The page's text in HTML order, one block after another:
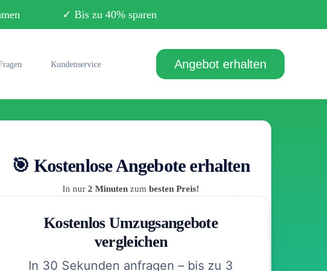
✓ Bis zu 40% sparen
Kundenservice Angebot erhalten
🎯 Kostenlose Angebote erhalten
In nur 2 Minuten zum besten Preis!
Kostenlos Umzugsangebote
vergleichen
In 30 Sekunden anfragen – bis zu 3